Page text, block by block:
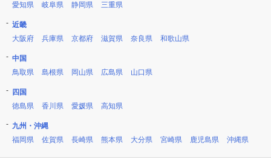
愛知県
岐阜県 静岡県 三重県
近畿
大阪府
兵庫県 京都府 滋賀県 奈良県 和歌山県
中国
鳥取県
島根県 岡山県 広島県 山口県
四国
徳島県
香川県 愛媛県 高知県
九州・沖縄
福岡県
佐賀県 長崎県 熊本県 大分県 宮崎県 鹿児島県 沖縄県